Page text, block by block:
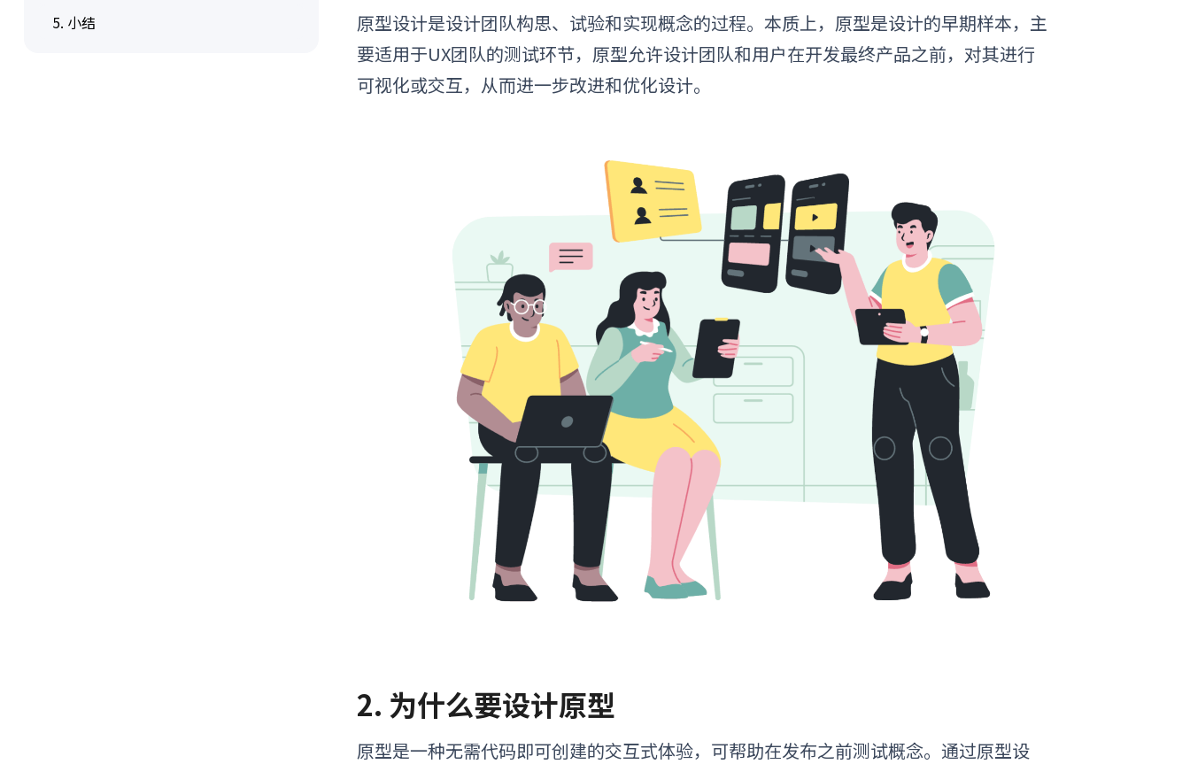
原型设计是设计团队构思、试验和实现概念的过程。本质上，原型是设计的早期样本，主
要适用于UX团队的测试环节，原型允许设计团队和用户在开发最终产品之前， 对其进行
可视化或交互，从而进一步改进和优化设计。
2. 为什么要设计原型
原型是一种无需代码即可创建的交互式体验，可帮助在发布之前测试概念。通过原型设
5. 小结